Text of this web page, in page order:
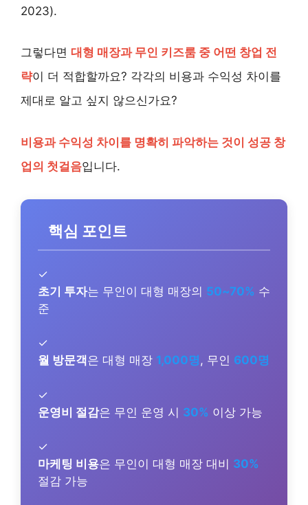
2023).
그렇다면 대형 매장과 무인 키즈룸 중 어떤 창업 전
략이 더 적합할까요? 각각의 비용과 수익성 차이를
제대로 알고 싶지 않으신가요?
비용과 수익성 차이를 명확히 파악하는 것이 성공 창
업의 첫걸음입니다.
핵심 포인트
✓
초기 투자는 무인이 대형 매장의 50~70% 수
준
✓
월 방문객은 대형 매장 1,000명, 무인 600명
✓
운영비 절감은 무인 운영 시 30% 이상 가능
✓
마케팅 비용은 무인이 대형 매장 대비 30%
절감 가능